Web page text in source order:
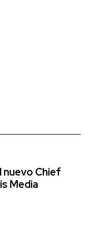
nuevo Chief
Media